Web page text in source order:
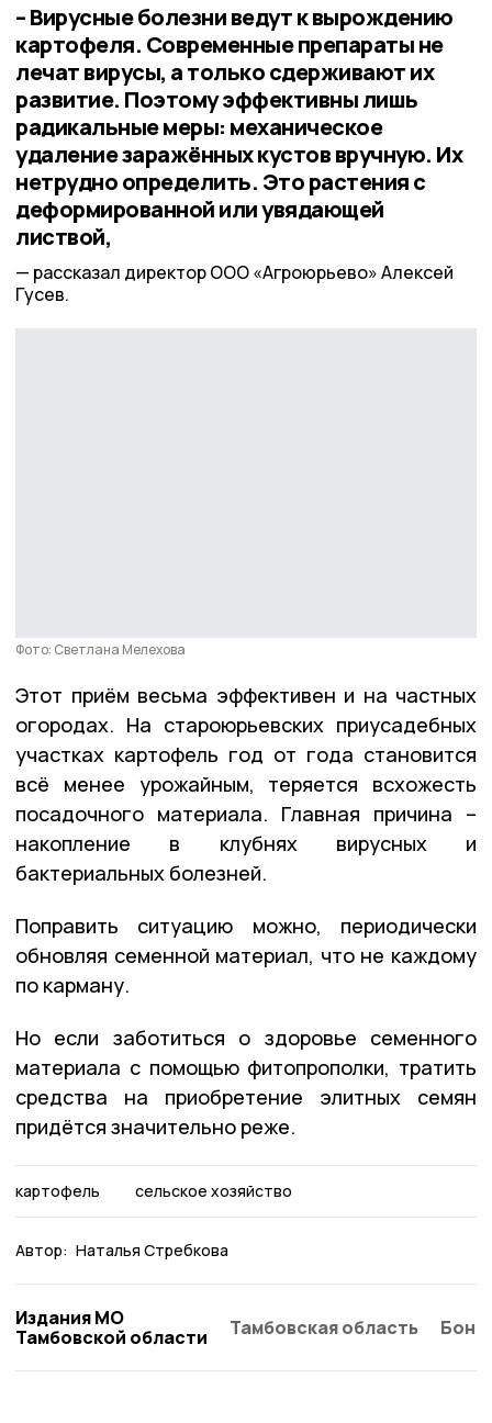
– Вирусные болезни ведут к вырождению
картофеля. Современные препараты не
лечат вирусы, а только сдерживают их
развитие. Поэтому эффективны лишь
радикальные меры: механическое
удаление заражённых кустов вручную. Их
нетрудно определить. Это растения с
деформированной или увядающей
листвой,
рассказал директор ООО «Агроюрьево» Алексей
Гусев.
Фото: Светлана Мелехова
Этот приём весьма эффективен и на частных
огородах. На староюрьевских приусадебных
участках картофель год от года становится
всё менее урожайным, теряется всхожесть
посадочного материала. Главная причина –
накопление в клубнях вирусных и
бактериальных болезней.
Поправить ситуацию можно, периодически
обновляя семенной материал, что не каждому
по карману.
Но если заботиться о здоровье семенного
материала с помощью фитопрополки, тратить
средства на приобретение элитных семян
придётся значительно реже.
картофель сельское хозяйство
Автор: Наталья Стребкова
Издания МО
Тамбовской области
Тамбовская область